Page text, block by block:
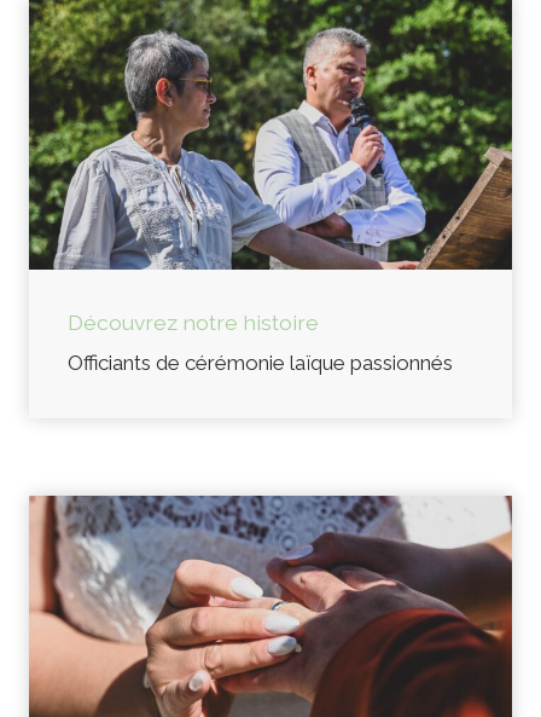
Découvrez notre histoire
Officiants de cérémonie laïque passionnés